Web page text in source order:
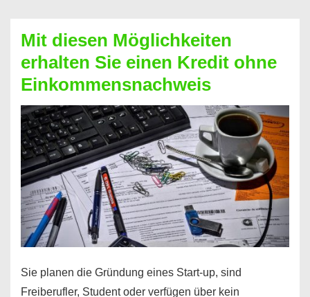
für
schnelle
Durchstarter
Mit diesen Möglichkeiten
erhalten Sie einen Kredit ohne
Einkommensnachweis
Sie planen die Gründung eines Start-up, sind
Freiberufler, Student oder verfügen über kein